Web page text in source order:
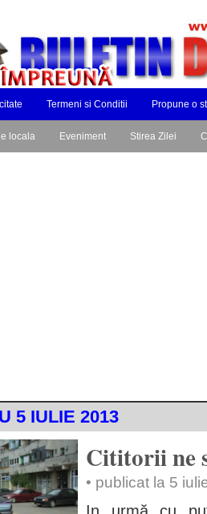
Termeni si Conditii Propune o
locala Eveniment Stirea Zilei
5 IULIE 2013
Cititorii ne
• publicat la 5